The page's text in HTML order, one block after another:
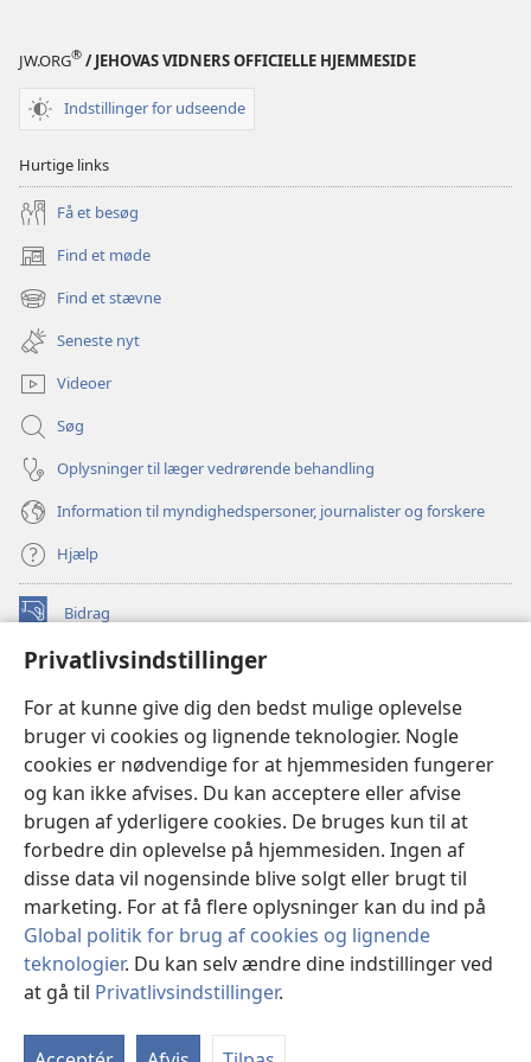
Privatlivsindstillinger
For at kunne give dig den bedst mulige oplevelse
bruger vi cookies og lignende teknologier. Nogle
cookies er nødvendige for at hjemmesiden fungerer
og kan ikke afvises. Du kan acceptere eller afvise
brugen af yderligere cookies. De bruges kun til at
forbedre din oplevelse på hjemmesiden. Ingen af
disse data vil nogensinde blive solgt eller brugt til
marketing. For at få flere oplysninger kan du ind på
Global politik for brug af cookies og lignende
teknologier. Du kan selv ændre dine indstillinger ved
at gå til Privatlivsindstillinger.
Gud Gud
JW.ORG® / JEHOVAS VIDNERS OFFICIELLE HJEMMESIDE
Indstillinger for udseende
Hurtige links
Få et besøg
Find et møde
(åbner
nyt
vindue)
Find et stævne
(åbner
nyt
vindue)
Seneste nyt
Videoer
Søg
Oplysninger til læger vedrørende behandling
Information til myndighedspersoner, journalister og forskere
Hjælp
Bidrag
(åbner
vindue)Watchtower ONLINE LIBRARY™
nyt
vindue)JW Hub
(åbner
nyt
vindue)JW Library
Watchtower Library
Copyright© 2026 Watch Tower Bible and Tract Society of Pennsylvania.
ANVENDELSESVILKÅR |PRIVATLIVSPOLITIK
PRIVATLIVSINDSTILLINGER